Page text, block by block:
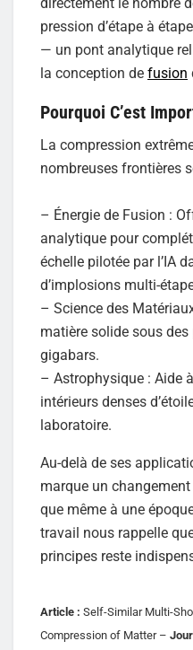
pression d’étape à
— un pont analytique
la conception de fusion
Pourquoi C’est
La compression
nombreuses frontières
– Énergie de Fusion :
analytique pour
échelle pilotée par l’IA
d’implosions multi-
– Science des
matière solide sous
gigabars.
– Astrophysique : Aide
intérieurs denses
laboratoire.
Au-delà de ses
marque un
que même à une
travail nous rappelle
principes reste
Article : Self-Similar Multi-
Compression of Matter –